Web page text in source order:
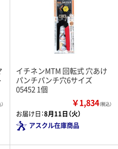
イチネンMTM 回転式 穴あけ
パンチパンチ穴6サイズ
05452 1個
￥1,834（税込）
お届け日：8月11日（火）
アスクル在庫商品